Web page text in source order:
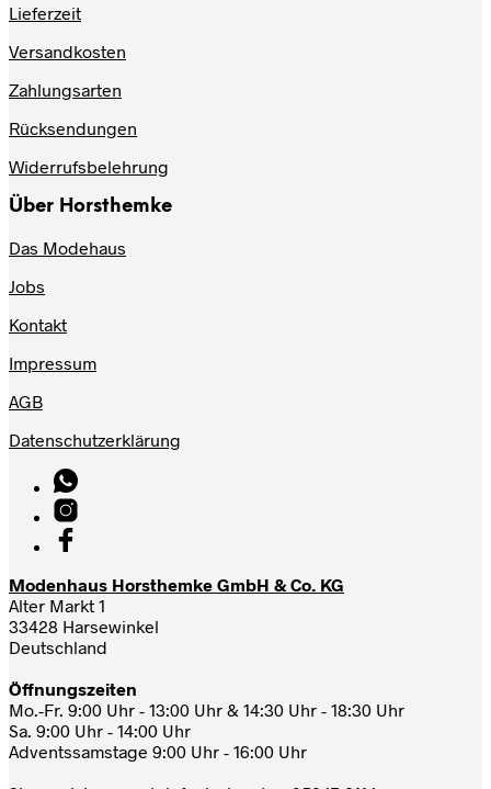
Lieferzeit
Versandkosten
Zahlungsarten
Rücksendungen
Widerrufsbelehrung
Über Horsthemke
Das Modehaus
Jobs
Kontakt
Impressum
AGB
Datenschutzerklärung
Modenhaus Horsthemke GmbH & Co. KG
Alter Markt 1
33428 Harsewinkel
Deutschland
Öffnungszeiten
Mo.-Fr. 9:00 Uhr - 13:00 Uhr & 14:30 Uhr - 18:30 Uhr
Sa. 9:00 Uhr - 14:00 Uhr
Adventssamstage 9:00 Uhr - 16:00 Uhr